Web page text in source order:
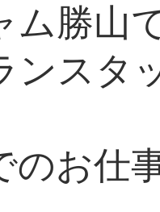
ム勝山
ンスタ
のお仕